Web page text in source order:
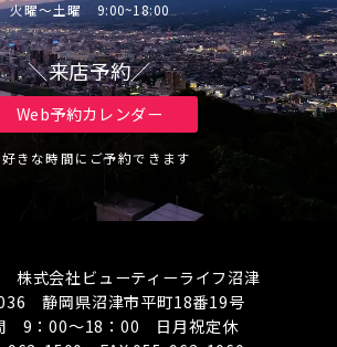
火曜～土曜 9:00~18:00
＼来店予約／
Web予約カレンダー
好きな時間にご予約できます
株式会社ビューティーライフ沼津
静岡県沼津市平町18番19号
9：00～18：00 日月祝定休